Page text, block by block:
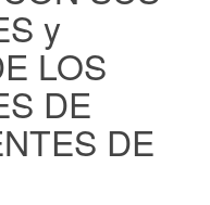
y
LOS
DE
DE